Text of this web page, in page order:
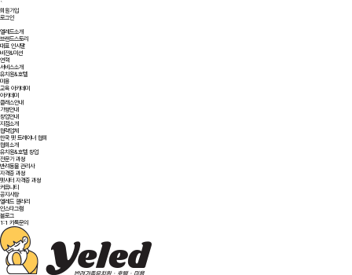
`
회원가입
로그인
옐레드소개
브랜드스토리
대표 인사말
비전&미션
연혁
서비스소개
유치원&호텔
미용
교육 아카데미
아카데미
클래스안내
가맹안내
창업안내
지점소개
협력업체
한국 펫 트레이너 협회
협회소개
유치원&호텔 창업
전문가 과정
반려동물 관리사
자격증 과정
펫시터 자격증 과정
커뮤니티
공지사항
옐레드 갤러리
인스타그램
블로그
1:1 카톡문의